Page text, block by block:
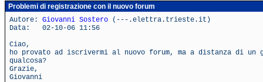
Problemi di registrazione con il nuovo forum
Autore: Giovanni Sostero (---.elettra.trieste.it)
Data: 02-10-06 11:56
Ciao,
ho provato ad iscrivermi al nuovo forum, ma a distanza di
qualcosa?
Grazie,
Giovanni